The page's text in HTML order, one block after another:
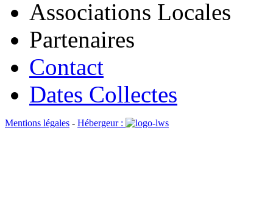
Associations Locales
Partenaires
Contact
Dates Collectes
Mentions légales - Hébergeur :